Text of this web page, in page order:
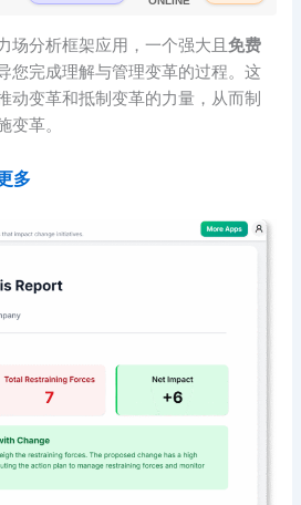
场分析框架应用，一个强大且免费
您完成理解与管理变革的过程。这
动变革和抵制变革的力量，从而制
变革。
多